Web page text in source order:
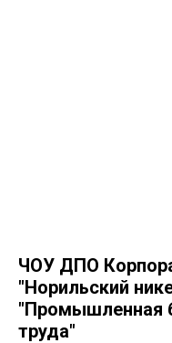
ЧОУ ДПО
"Норильский
"Промышленная
труда"